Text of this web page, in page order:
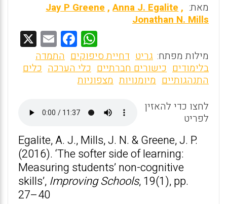
מאת: Jay P Greene,Anna J. Egalite,
Jonathan N. Mills
W
h
at
s
A
p
p
F
a
ce
o
o
k
E
m
ai
מילות מפתח: גריט דחיית סיפוקים התמדה
בלימודים כישורים חברתיים כלי הערכה כלים
התנהגותיים מיומנויות מצפוניות
לחצו כדי להאזין
לפריט
Egalite, A. J., Mills, J. N. & Greene, J. P.
(2016). ‘The softer side of learning:
Measuring students’ non-cognitive
skills’, Improving Schools, 19(1), pp.
27–40